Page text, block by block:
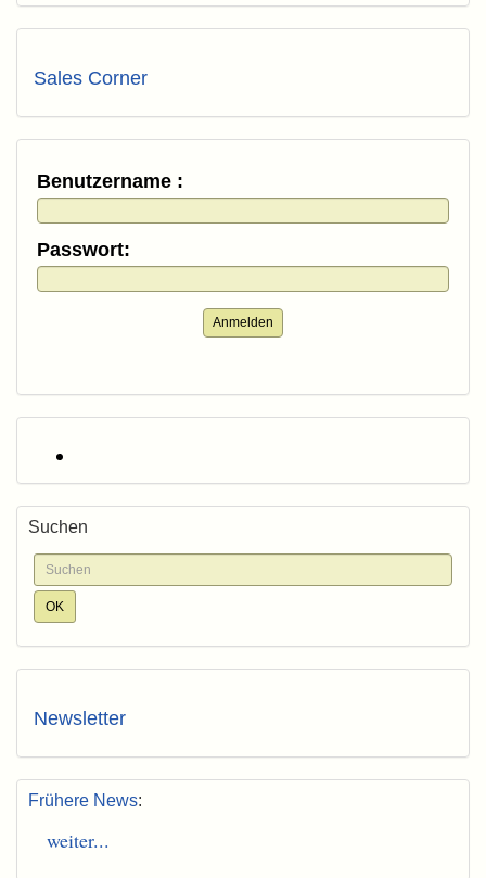
Sales Corner
Benutzername :
Passwort:
Anmelden
Suchen
Newsletter
Frühere News:
weiter...